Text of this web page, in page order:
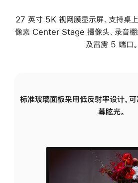
27 英寸 5K 视网膜显示屏、支持桌
像素 Center Stage 摄像头、录音棚
及雷雳 5 端口。
标准玻璃面板采用低反射率设计，
幕眩光。